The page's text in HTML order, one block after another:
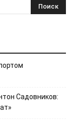
Садовников: